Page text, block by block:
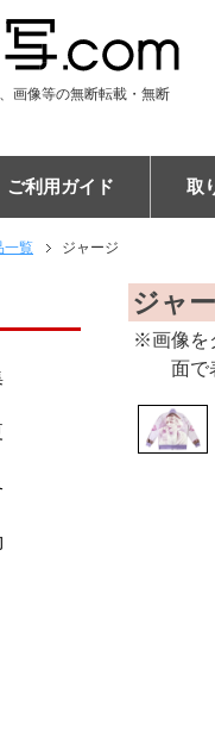
画像等の無断転載・無断
トース
ア
ご利用ガイド
ご注文の流れ
納期について
割引キャンペーン
EC販売向けサポートプラ
キャンセルについて
専門用語集
昇華転写印刷とは
お客様の声
布プリントの比較
エンドレス柄の作り方
よくある質問
会社概要
取
一覧 ジャージ
ジャ
※画像を
面で